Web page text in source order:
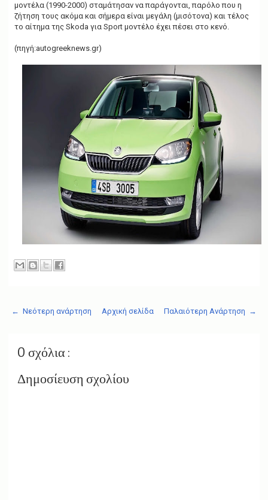
μοντέλα (1990-2000) σταμάτησαν να παράγονται, παρόλο που η
ζήτηση τους ακόμα και σήμερα είναι μεγάλη (μισότονα) και τέλος
το αίτημα της Skoda για Sport μοντέλο έχει πέσει στο κενό.
(πηγή:autogreeknews.gr)
← Νεότερη ανάρτηση Παλαιότερη Ανάρτηση →
Αρχική σελίδα
0 σχόλια :
Δημοσίευση σχολίου